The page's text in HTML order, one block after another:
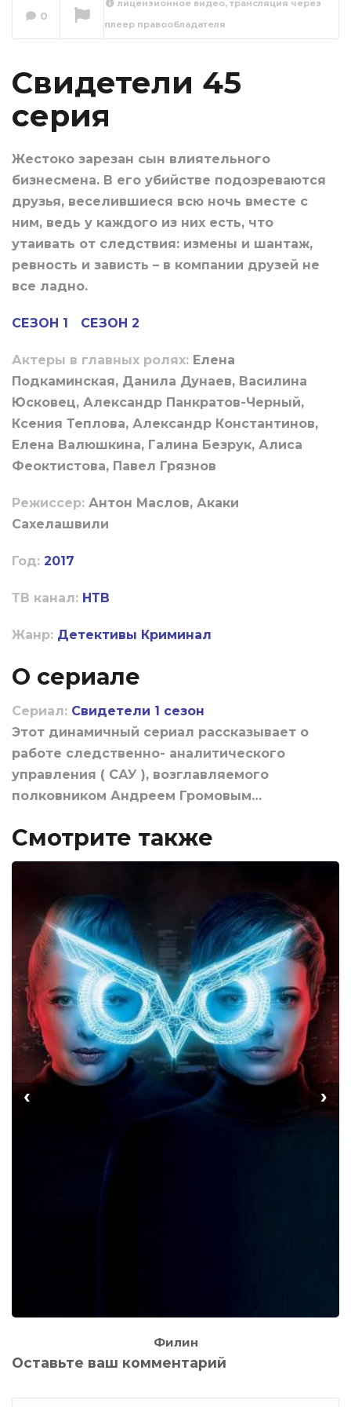
Свидетели 46
0
лицензионное видео, трансляция через
плеер правообладателя
Свидетели 45
серия
Жестоко зарезан сын влиятельного
бизнесмена. В его убийстве подозреваются
друзья, веселившиеся всю ночь вместе с
ним, ведь у каждого из них есть, что
утаивать от следствия: измены и шантаж,
ревность и зависть – в компании друзей не
все ладно.
СЕЗОН 1 СЕЗОН 2
Актеры в главных ролях: Елена
Подкаминская, Данила Дунаев, Василина
Юсковец, Александр Панкратов-Черный,
Ксения Теплова, Александр Константинов,
Елена Валюшкина, Галина Безрук, Алиса
Феоктистова, Павел Грязнов
Режиссер: Антон Маслов, Акаки
Сахелашвили
Год: 2017
ТВ канал: НТВ
Жанр: Детективы Криминал
О сериале
Сериал: Свидетели 1 сезон
Этот динамичный сериал рассказывает о
работе следственно- аналитического
управления ( САУ ), возглавляемого
полковником Андреем Громовым…
Смотрите также
Филин
‹ ›
Оставьте ваш комментарий